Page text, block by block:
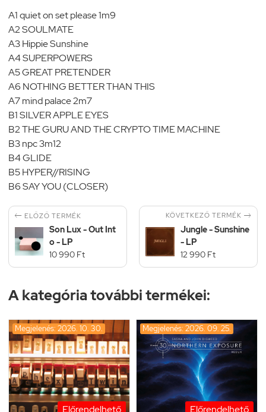
A1 quiet on set please 1m9
A2 SOULMATE
A3 Hippie Sunshine
A4 SUPERPOWERS
A5 GREAT PRETENDER
A6 NOTHING BETTER THAN THIS
A7 mind palace 2m7
B1 SILVER APPLE EYES
B2 THE GURU AND THE CRYPTO TIME MACHINE
B3 npc 3m12
B4 GLIDE
B5 HYPER//RISING
B6 SAY YOU (CLOSER)
 ELŐZŐ TERMÉK
Son Lux - Out Int
o - LP
10 990 Ft
KÖVETKEZŐ TERMÉK 
Jungle - Sunshine
- LP
12 990 Ft
A kategória további termékei:
Előrendelhető
Megjelenés: 2026. 10. 30.
Előrendelhető
Megjelenés: 2026. 09. 25.